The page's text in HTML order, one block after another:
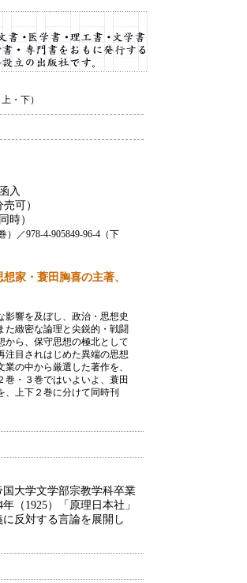
・下）
入
可）
時）
）／978-4-905849-96-4（下
家・蓑田胸喜の主著、
影響を及ぼし、政治・思想史
た緻密な論理と尖鋭的・戦闘
から、保守思想の極北として
注目されはじめた異端の思想
の中から厳選した著作を、
・３巻ではいよいよ、蓑田
、上下２巻に分けて同時刊
大学文学部宗教学科卒業
（1925）「原理日本社」
反対する言論を展開し